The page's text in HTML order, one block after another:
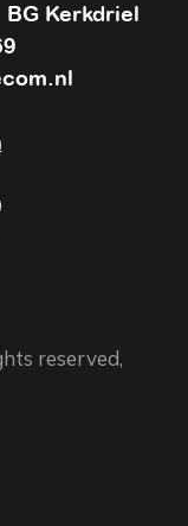
Kerkdriel
reserved,